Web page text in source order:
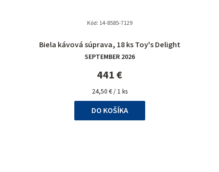
Biela kávová súprava, 18 ks Toy's Delight
SEPTEMBER 2026
441 €
Jednotková
cena:
24,50 € / 1 ks
DO KOŠÍKA
Kód: 14-8585-7129